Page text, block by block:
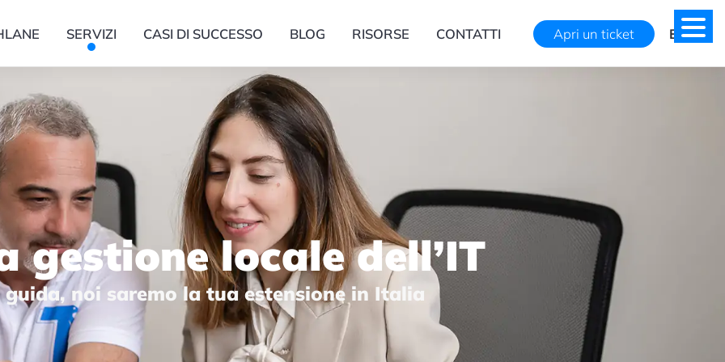
SERVIZI CASI DI SUCCESSO BLOG RISORSE CONTATTI Apri un ticket EN
gestione locale dell’IT
noi saremo la tua estensione in Italia